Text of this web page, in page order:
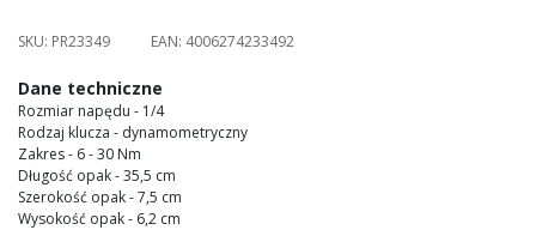
images
SKU: PR23349 EAN: 4006274233492
Dane techniczne
Rozmiar napędu - 1/4
Rodzaj klucza - dynamometryczny
Zakres - 6 - 30 Nm
Długość opak - 35,5 cm
Szerokość opak - 7,5 cm
Wysokość opak - 6,2 cm